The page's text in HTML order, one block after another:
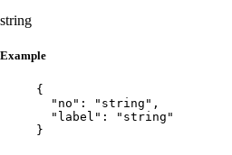
string
Example
{
"no" : " string " ,
"label" : " string "
}